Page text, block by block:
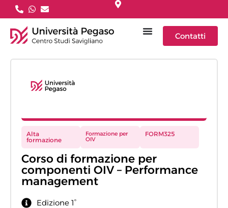
Contatti
Alta
formazione
Formazione per
OIV
FORM325
Corso di formazione per
componenti OIV – Performance
management
Edizione 1°